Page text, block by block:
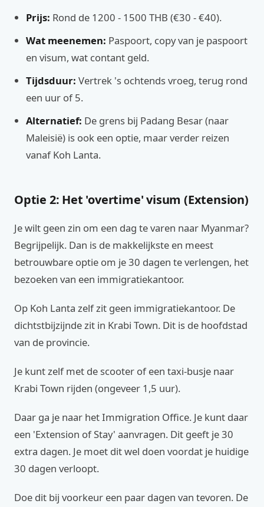
Prijs: Rond de 1200 - 1500 THB (€30 - €40).
Wat meenemen: Paspoort, copy van je paspoort
en visum, wat contant geld.
Tijdsduur: Vertrek 's ochtends vroeg, terug rond
een uur of 5.
Alternatief: De grens bij Padang Besar (naar
Maleisië) is ook een optie, maar verder reizen
vanaf Koh Lanta.
Optie 2: Het 'overtime' visum (Extension)
Je wilt geen zin om een dag te varen naar Myanmar?
Begrijpelijk. Dan is de makkelijkste en meest
betrouwbare optie om je 30 dagen te verlengen, het
bezoeken van een immigratiekantoor.
Op Koh Lanta zelf zit geen immigratiekantoor. De
dichtstbijzijnde zit in Krabi Town. Dit is de hoofdstad
van de provincie.
Je kunt zelf met de scooter of een taxi-busje naar
Krabi Town rijden (ongeveer 1,5 uur).
Daar ga je naar het Immigration Office. Je kunt daar
een 'Extension of Stay' aanvragen. Dit geeft je 30
extra dagen. Je moet dit wel doen voordat je huidige
30 dagen verloopt.
Doe dit bij voorkeur een paar dagen van tevoren. De